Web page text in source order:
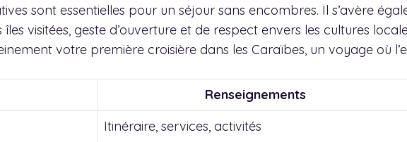
sont essentielles pour un séjour sans encombres. Il s’avère
visitées, geste d’ouverture et de respect envers les cultures
votre première croisière dans les Caraïbes, un voyage où
Renseignements
Itinéraire, services, activités